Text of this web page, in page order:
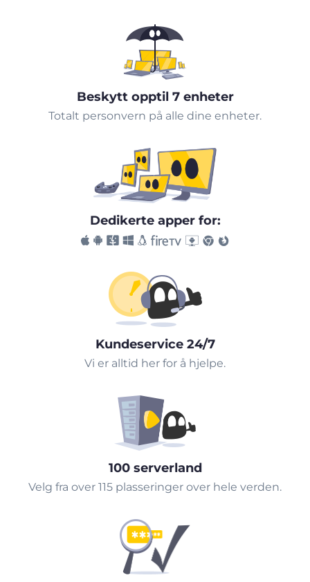
Beskytt opptil 7 enheter
Totalt personvern på alle dine enheter.
Dedikerte apper for:
Kundeservice 24/7
Vi er alltid her for å hjelpe.
100 serverland
Velg fra over 115 plasseringer over hele verden.